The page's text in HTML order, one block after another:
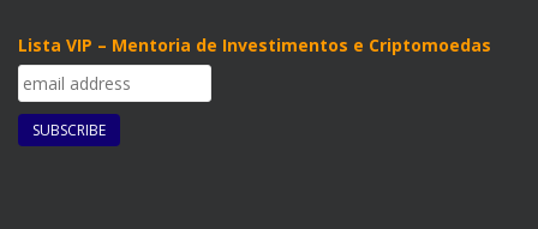
Lista VIP – Mentoria de Investimentos e Criptomoedas